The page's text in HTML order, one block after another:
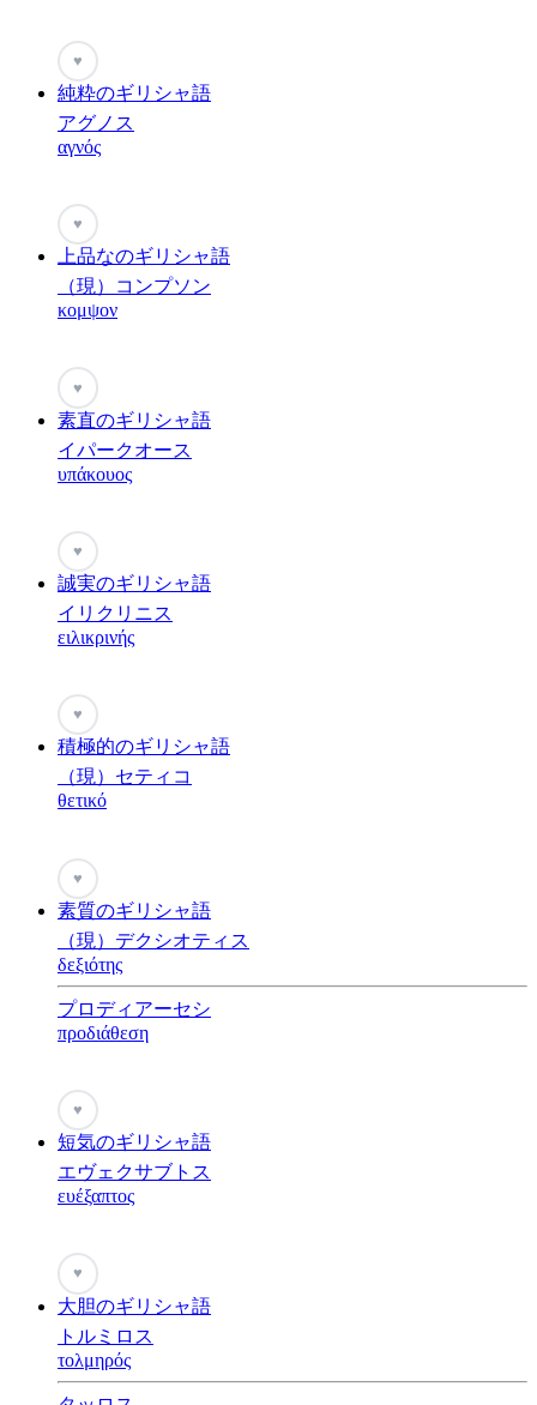
♥
純粋のギリシャ語
アグノス
αγνός
♥
上品なのギリシャ語
（現）コンプソン
κομψον
♥
素直のギリシャ語
イパークオース
υπάκουος
♥
誠実のギリシャ語
イリクリニス
ειλικρινής
♥
積極的のギリシャ語
（現）セティコ
θετικό
♥
素質のギリシャ語
（現）デクシオティス
δεξιότης
プロディアーセシ
προδιάθεση
♥
短気のギリシャ語
エヴェクサブトス
ευέξαπτος
♥
大胆のギリシャ語
トルミロス
τολμηρός